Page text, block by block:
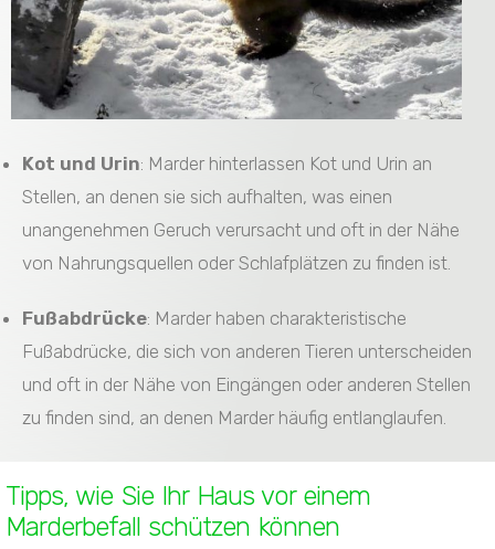
Kot und Urin: Marder hinterlassen Kot und Urin an
Stellen, an denen sie sich aufhalten, was einen
unangenehmen Geruch verursacht und oft in der Nähe
von Nahrungsquellen oder Schlafplätzen zu finden ist.
Fußabdrücke: Marder haben charakteristische
Fußabdrücke, die sich von anderen Tieren unterscheiden
und oft in der Nähe von Eingängen oder anderen Stellen
zu finden sind, an denen Marder häufig entlanglaufen.
Tipps, wie Sie Ihr Haus vor einem
Marderbefall schützen können